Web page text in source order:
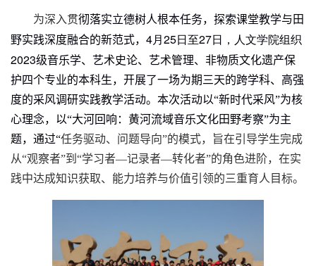
为深入贯彻落实立德树人根本任务，探索课堂教学与田
野实践深度融合的新范式， 4月 25日至27日，人文学院组织
2023级音乐学、艺术史论、艺术管理、 非物质文化遗产保
护四个专业的本科生， 开展了一场为期三天的跨学科、高强
度的采风调研实践教学活动。本次活动以“新时代采风”为核
心理念， 以“大河回响：黄河流域音乐文化田野考察”为主
题， 通过“任务驱动、问题导向”的模式，旨在引导学生完成
从“观察者”到 “学习者—记录者—转化者”的角色进阶，在实
践中达成知识获取、能力培养与价值引领的三重育人目标。